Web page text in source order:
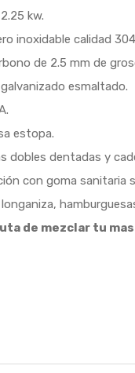
kw.
inoxidable calidad
de 2.5 mm de
esmaltado.
estopa.
dobles dentadas y
con goma sanitaria
de mezclar tu